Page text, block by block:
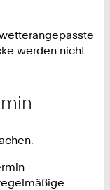
werden nicht